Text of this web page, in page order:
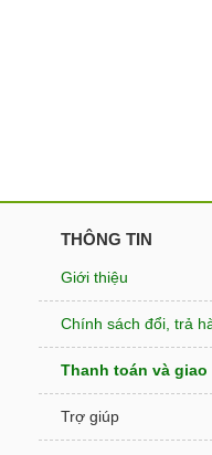
THÔNG TIN
Giới thiệu
Chính sách đổi, trả
Thanh toán và giao
Trợ giúp